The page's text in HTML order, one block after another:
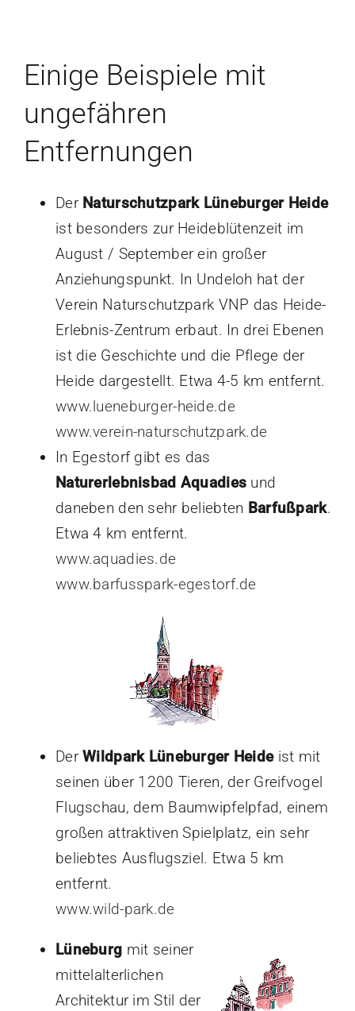
Einige Beispiele mit
ungefähren
Entfernungen
Der Naturschutzpark Lüneburger Heide
ist besonders zur Heideblütenzeit im
August / September ein großer
Anziehungspunkt. In Undeloh hat der
Verein Naturschutzpark VNP das Heide-
Erlebnis-Zentrum erbaut. In drei Ebenen
ist die Geschichte und die Pflege der
Heide dargestellt. Etwa 4-5 km entfernt.
www.lueneburger-heide.de
www.verein-naturschutzpark.de
In Egestorf gibt es das
Naturerlebnisbad Aquadies und
daneben den sehr beliebten Barfußpark.
Etwa 4 km entfernt.
www.aquadies.de
www.barfusspark-egestorf.de
DerWildpark Lüneburger Heideist mit
seinen über 1200 Tieren, der Greifvogel
Flugschau, dem Baumwipfelpfad, einem
großen attraktiven Spielplatz, ein sehr
beliebtes Ausflugsziel. Etwa 5 km
entfernt.
www.wild-park.de
Lüneburg mit seiner
mittelalterlichen
Architektur im Stil der